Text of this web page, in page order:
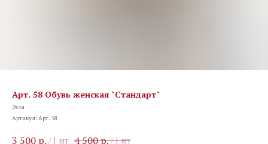
Арт. 58 Обувь женская "Стандарт"
Эста
Артикул:Арт. 58
3 500 р. / 1 шт 4 500р./1 шт